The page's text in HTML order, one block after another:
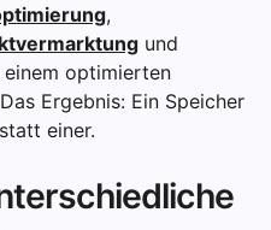
,
und
optimierten
Ergebnis: Ein Speicher
einer.